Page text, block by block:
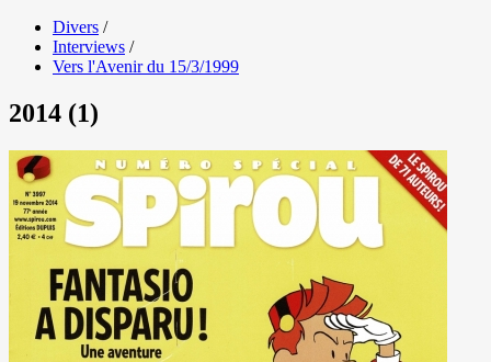
Divers /
Interviews /
Vers l'Avenir du 15/3/1999
2014 (1)